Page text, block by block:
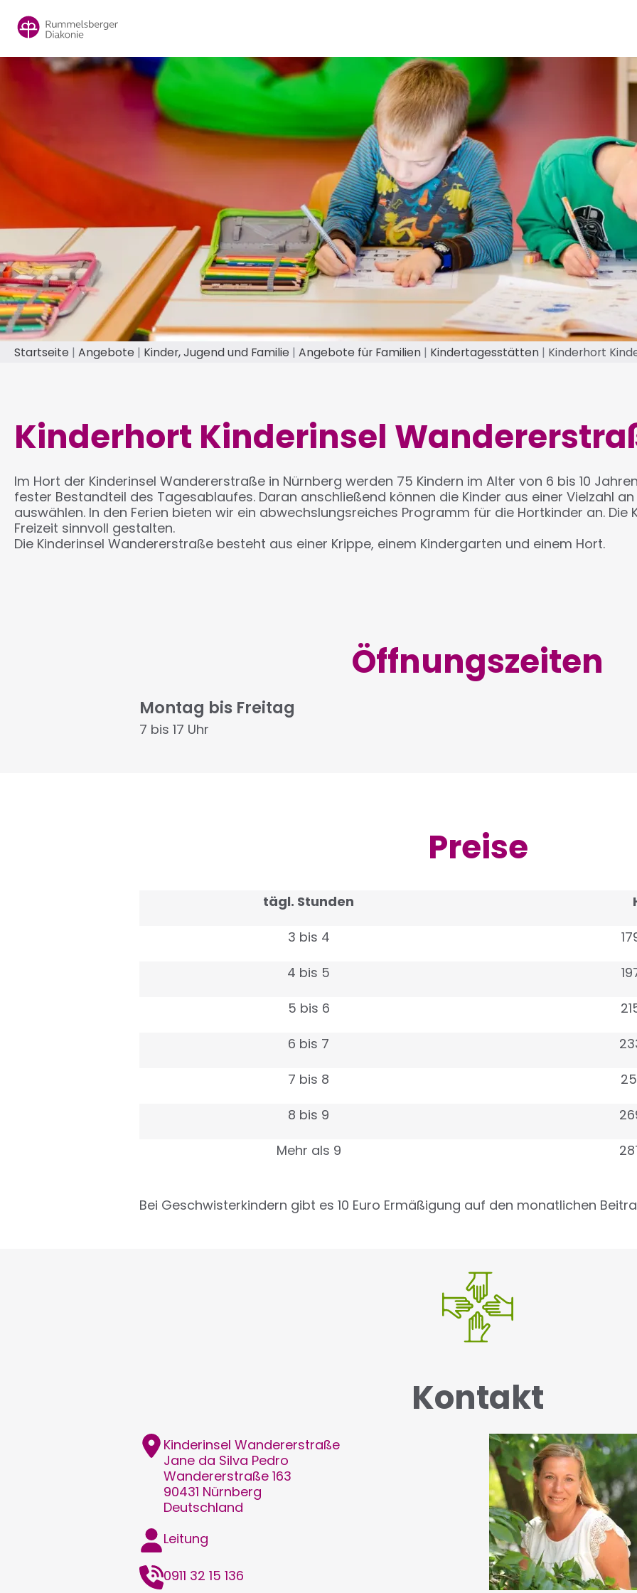
zum
Inhalt
Startseite Angebote Kinder, Jugend und Familie Angebote für Familien Kindertagesstätten Kinderhort
Kinderhort Kinderinsel
Im Hort der Kinderinsel Wandererstraße in Nürnberg werden 75 Kindern im Alter von 6 bis 10
fester Bestandteil des Tagesablaufes. Daran anschließend können die Kinder aus einer Vielzahl
auswählen. In den Ferien bieten wir ein abwechslungsreiches Programm für die Hortkinder an.
Freizeit sinnvoll gestalten.
Die Kinderinsel Wandererstraße besteht aus einer Krippe, einem Kindergarten und einem Hort.
Öffnungszeiten
Montag bis Freitag
7 bis 17 Uhr
Preise
tägl. Stunden
3 bis 4
4 bis 5
5 bis 6
6 bis 7
7 bis 8
8 bis 9
Mehr als 9
Bei Geschwisterkindern gibt es 10 Euro Ermäßigung auf den monatlichen
Kontakt
Adresse
Kinderinsel Wandererstraße
Jane da Silva Pedro
Wandererstraße 163
90431 Nürnberg
Deutschland
Funktion
Leitung
Telefon0911 32 15 136